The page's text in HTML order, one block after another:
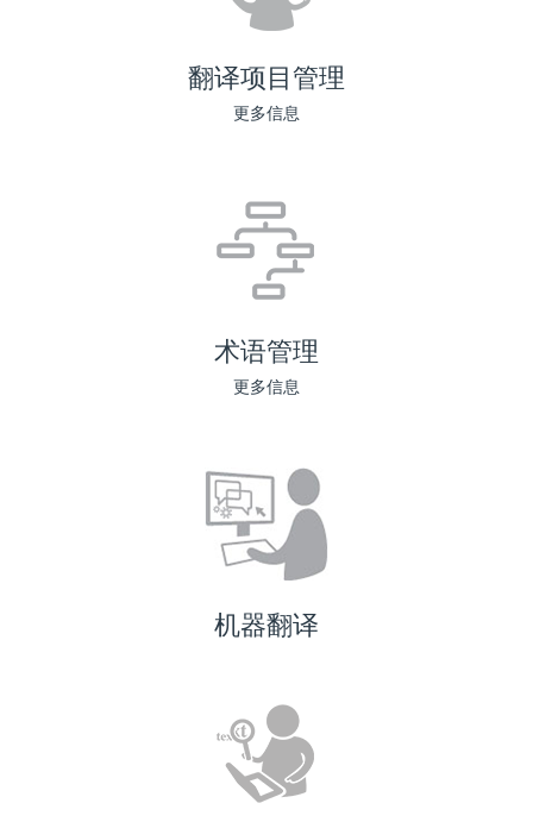
翻译项目管理
更多信息
术语管理
更多信息
机器翻译